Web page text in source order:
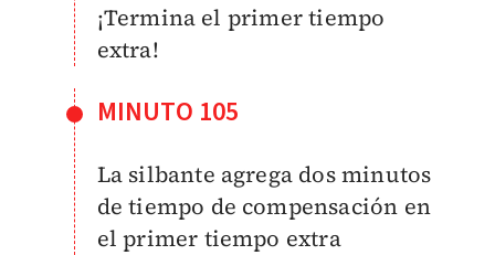
¡Termina el primer tiempo
extra!
MINUTO 105
La silbante agrega dos minutos
de tiempo de compensación en
el primer tiempo extra